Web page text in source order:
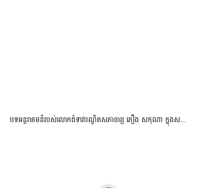
បទអន្តរាគមន៏របស់លោកជំទាវបណ្ឌិតសភាចារ្យ ភឿង សកុណា ក្នុងស...